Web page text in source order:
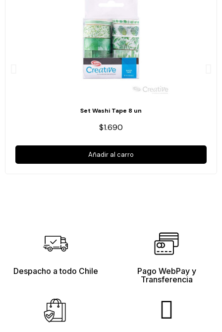
Set Washi Tape 8 un
$1.690
Añadir al carro
Despacho a todo Chile
Pago WebPay y
Transferencia